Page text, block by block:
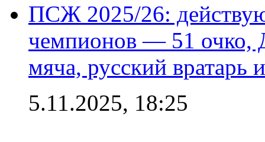
ПСЖ 2025/26:
чемпионов — 51 очко,
мяча, русский вратарь
5.11.2025, 18:25